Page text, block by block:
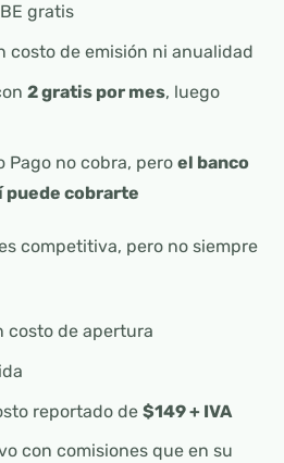
gratis
costo de emisión ni anualidad
2 gratis por mes, luego
Pago no cobra, pero el banco
puede cobrarte
competitiva, pero no siempre
costo de apertura
reportado de $149 + IVA
con comisiones que en su